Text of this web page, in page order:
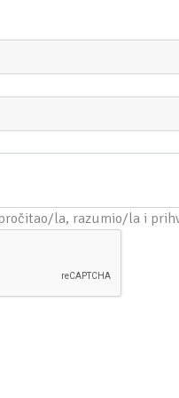
la, razumio/la i